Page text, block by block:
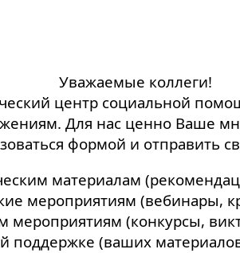
Уважаемые коллеги!
центр социальной
Для нас ценно Ваше
формой и отправить
материалам
мероприятиям (вебинары,
мероприятиям (конкурсы,
(ваших